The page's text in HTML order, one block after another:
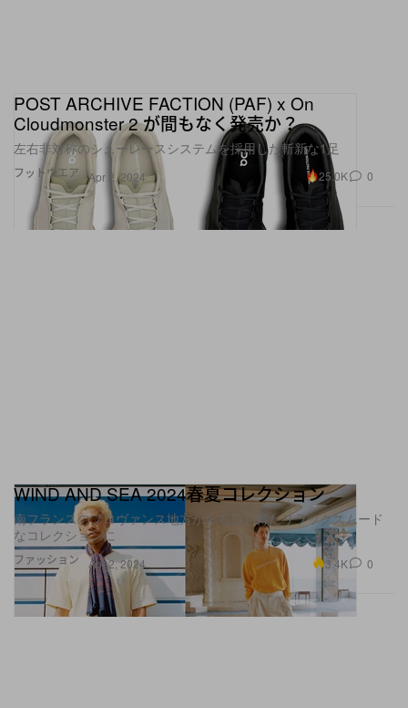
フットウエア
POST ARCHIVE FACTION (PAF) x On
Cloudmonster 2 が間もなく発売か？
左右非対称のシューレースシステムを採用した斬新な1足
Apr 2, 2024 25.0K 0
ファッション
WIND AND SEA 2024春夏コレクション
南フランスのプロヴァンス地方から着想を得たリラックスムード
なコレクションに
Apr 2, 2024 3.4K 0